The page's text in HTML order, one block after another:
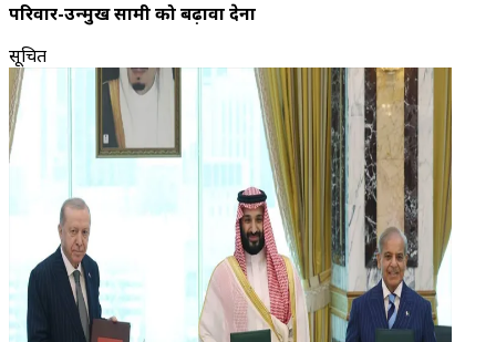
परिवार-उन्मुख सामग्री को बढ़ावा देना
सूचित